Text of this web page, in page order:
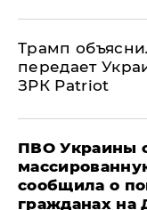
Трамп
передает
ЗРК Patriot
ПВО Украины
сообщила о
гражданах на